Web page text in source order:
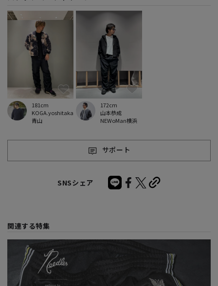
青山
KOGA.yoshitaka
181cm
NEWoMan横浜
山本恭成
172cm
サポート
SNSシェア
関連する特集